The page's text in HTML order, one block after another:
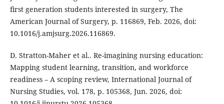
first generation students interested in surgery, The
American Journal of Surgery, p. 116869, Feb. 2026, doi:
10.1016/j.amjsurg.2026.116869.
D. Stratton-Maher et al.. Re-imagining nursing education:
Mapping student learning, transition, and workforce
readiness – A scoping review, International Journal of
Nursing Studies, vol. 178, p. 105368, Jun. 2026, doi: